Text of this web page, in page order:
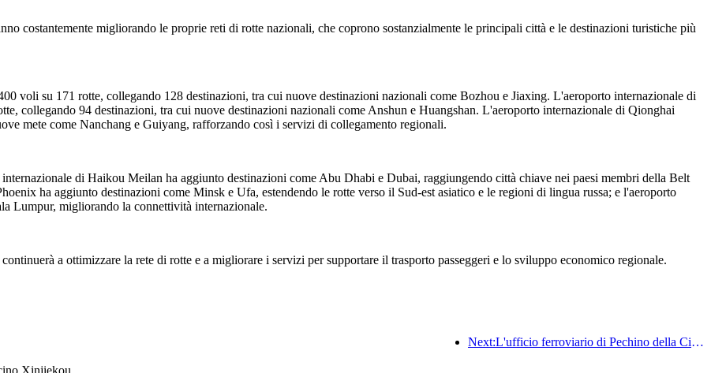
costantemente migliorando le proprie reti di rotte nazionali, che coprono sostanzialmente le principali città e le destinazioni turistiche più
voli su 171 rotte, collegando 128 destinazioni, tra cui nuove destinazioni nazionali come Bozhou e Jiaxing. L'aeroporto internazionale di
collegando 94 destinazioni, tra cui nuove destinazioni nazionali come Anshun e Huangshan. L'aeroporto internazionale di Qionghai
mete come Nanchang e Guiyang, rafforzando così i servizi di collegamento regionali.
di Haikou Meilan ha aggiunto destinazioni come Abu Dhabi e Dubai, raggiungendo città chiave nei paesi membri della Belt
ha aggiunto destinazioni come Minsk e Ufa, estendendo le rotte verso il Sud-est asiatico e le regioni di lingua russa; e l'aeroporto
Lumpur, migliorando la connettività internazionale.
a ottimizzare la rete di rotte e a migliorare i servizi per supportare il trasporto passeggeri e lo sviluppo economico regionale.
Next:L'ufficio ferroviario di Pechino della Cina ha avviato il servizio di trasporto passeggeri per le festività del Festival di Qingming, prevedendo di trasportare 7,37 milioni di passeggeri.
Xinjiekou